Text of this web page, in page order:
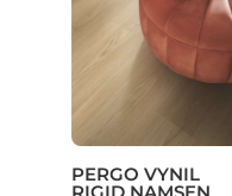
PERGO VYNIL